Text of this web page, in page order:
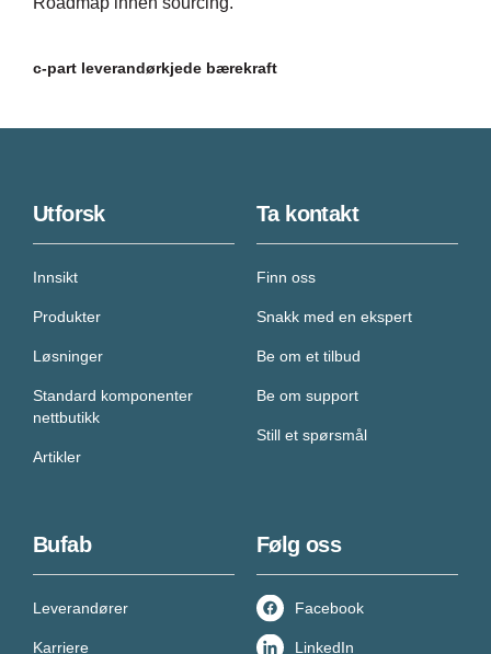
c-part leverandørkjede bærekraft
Utforsk
Innsikt
Produkter
Løsninger
Standard komponenter
nettbutikk
Artikler
Ta kontakt
Finn oss
Snakk med en ekspert
Be om et tilbud
Be om support
Still et spørsmål
Bufab
Leverandører
Karriere
Følg oss
Facebook
LinkedIn